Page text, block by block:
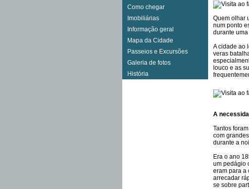
Como chegar
Imobiliárias
Informação geral
Mapa da Cidade
Passeios e Excursões
Galeria de fotos
História
Quem olhar
num ponto
durante
A cidade ao
veras
louco e as
A
Tantos
com
durante a
Era o ano
um pedágio
eram para a
arrecadar
se sobre